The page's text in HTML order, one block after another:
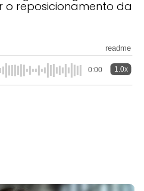
reposicionamento da
readme
0:00 1.0x